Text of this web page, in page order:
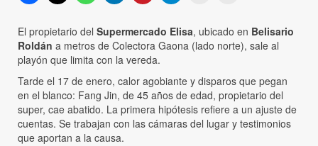
El propietario del Supermercado Elisa, ubicado en Belisario
Roldán a metros de Colectora Gaona (lado norte), sale al
playón que limita con la vereda.
Tarde el 17 de enero, calor agobiante y disparos que pegan
en el blanco: Fang Jin, de 45 años de edad, propietario del
super, cae abatido. La primera hipótesis refiere a un ajuste de
cuentas. Se trabajan con las cámaras del lugar y testimonios
que aportan a la causa.